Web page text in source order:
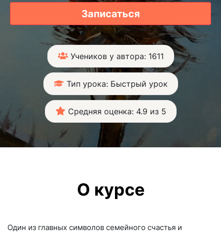
Записаться
Учеников у автора: 1611
Тип урока: Быстрый урок
Средняя оценка: 4.9 из 5
О курсе
Один из главных символов семейного счастья и